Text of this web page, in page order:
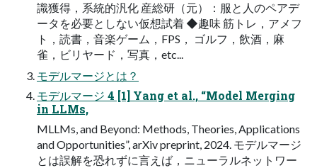
識獲得，系統的汎化 産総研（元）：服と人のペアデ
ータを必要としない仮想試着 ◆趣味 筋トレ，アメフ
ト，読書，音楽ゲーム，FPS， ゴルフ，飲酒，麻
雀，ビリヤード，写真，etc...
モデルマージとは？
モデルマージ 4 [1] Yang et al., “Model Merging
in LLMs,
MLLMs, and Beyond: Methods, Theories, Applications
and Opportunities”, arXiv preprint, 2024. モデルマージ
とは誤解を恐れずに言えば，ニューラルネットワー